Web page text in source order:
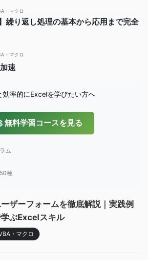
・マクロ
繰り返し処理の基本から応用まで完全
・マクロ
速
効率的にExcelを学びたい方へ
無料学習コースを見る
ム
種
ザーフォームを徹底解説｜実践例
ぶExcelスキル
・マクロ